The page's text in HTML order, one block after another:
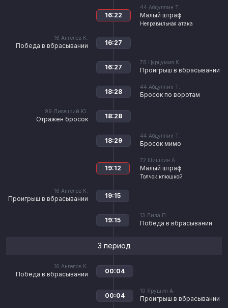
44 Абдуллин Т.
Малый штраф
Неправильная атака
16:22
16 Ангелов К.
Победа в вбрасывании 16:27
78 Цурцумия К.
Проигрыш в вбрасывании
16:27
44 Абдуллин Т.
Бросок по воротам
18:28
99 Лисецкий Ю.
Отражен бросок 18:28
44 Абдуллин Т.
Бросок мимо
18:29
72 Шишкин А.
Малый штраф
Толчок клюшкой
19:12
16 Ангелов К.
Проигрыш в вбрасывании 19:15
13 Липа П.
Победа в вбрасывании
19:15
3 период
16 Ангелов К.
Победа в вбрасывании 00:04
10 Ярушин А.
Проигрыш в вбрасывании
00:04